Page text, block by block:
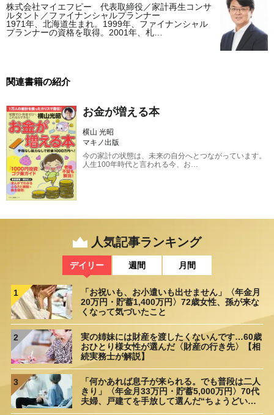
株式会社マイエフピー 代表取締役／家計再生コンサ
ルタント／ファイナンシャルプランナー
1971年、北海道生まれ。1999年、ファイナンシャル
プランナーの資格を取得。2001年、札…
関連書籍の紹介
お金が増える本
横山 光昭
マキノ出版
今の家計の状態は、未来の自分へとつながっています。
人生100年時代と言われる今、お…
人気記事ランキング
デイリー 週間 月間
1
「お祝いも、お小遣いも出せません」〈年金月
20万円・貯蓄1,400万円〉72歳女性、孫が来な
くなって気づいたこと
2
実の姉妹には財産を渡したくないんです…60歳
おひとり様女性が選んだ〈財産の行き先〉【相
続実務士が解説】
3
「何かあれば息子が来られる。でも普段は二人
きり」〈年金月33万円・貯蓄5,000万円〉70代
夫婦、戸建てを手放して選んだ“ちょうどいい